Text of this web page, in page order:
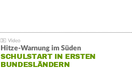
Hitze-Warnung im Süden
SCHULSTART IN ERSTEN
BUNDESLÄNDERN